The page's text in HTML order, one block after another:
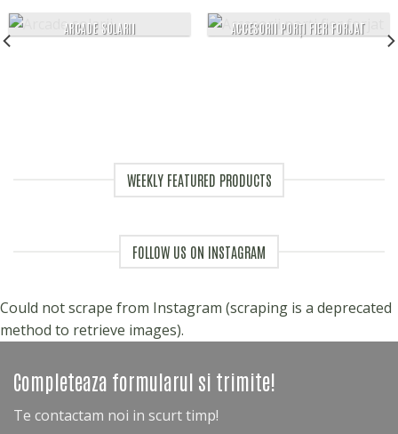
ARCADE SOLARII ACCESORII PORȚI FIER FORJAT
WEEKLY FEATURED PRODUCTS
FOLLOW US ON INSTAGRAM
Could not scrape from Instagram (scraping is a deprecated
method to retrieve images).
Completeaza formularul si trimite!
Te contactam noi in scurt timp!